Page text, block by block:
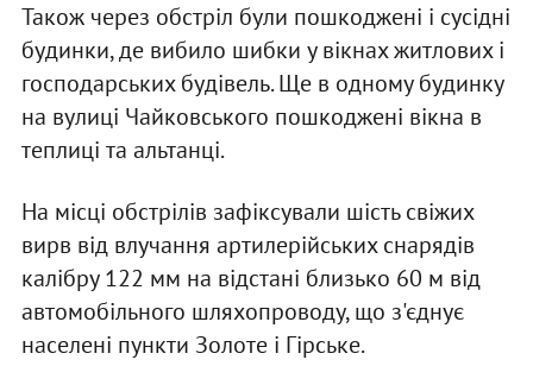
Також через обстріл були пошкоджені і сусідні
будинки, де вибило шибки у вікнах житлових і
господарських будівель. Ще в одному будинку
на вулиці Чайковського пошкоджені вікна в
теплиці та альтанці.
На місці обстрілів зафіксували шість свіжих
вирв від влучання артилерійських снарядів
калібру 122 мм на відстані близько 60 м від
автомобільного шляхопроводу, що з'єднує
населені пункти Золоте і Гірське.